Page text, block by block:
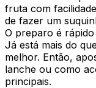
fruta com
de fazer um
O preparo é
Já está mais do
melhor. Então,
lanche ou como
principais.